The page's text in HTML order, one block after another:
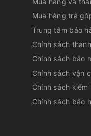
remote từ xa,
điều
dụng trở nên
Mua hàng trả
Trung tâm bảo
Chính sách
Chính sách bảo
Chính sách vận
Chính sách kiểm
Chính sách bảo